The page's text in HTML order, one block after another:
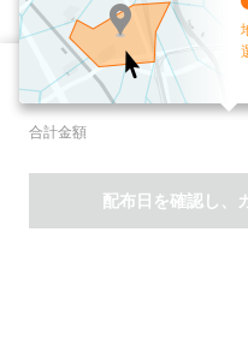
配布部数
お手元送付
合計金額
配布日を確認し、